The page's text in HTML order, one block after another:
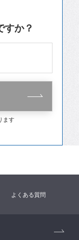
すか？
ます
よくある質問